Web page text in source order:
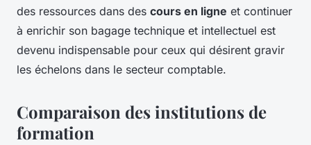
des ressources dans des cours en ligne et continuer
à enrichir son bagage technique et intellectuel est
devenu indispensable pour ceux qui désirent gravir
les échelons dans le secteur comptable.
Comparaison des institutions de
formation